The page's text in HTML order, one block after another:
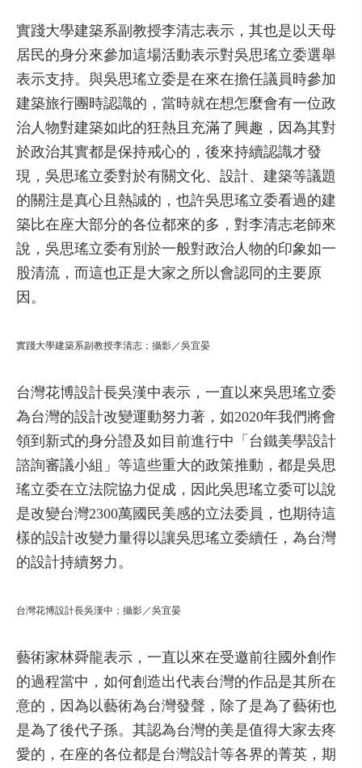
實踐大學建築系副教授李清志表示，其也是以天母
居民的身分來參加這場活動表示對吳思瑤立委選舉
表示支持。與吳思瑤立委是在來在擔任議員時參加
建築旅行團時認識的，當時就在想怎麼會有一位政
治人物對建築如此的狂熱且充滿了興趣，因為其對
於政治其實都是保持戒心的，後來持續認識才發
現，吳思瑤立委對於有關文化、設計、建築等議題
的關注是真心且熱誠的，也許吳思瑤立委看過的建
築比在座大部分的各位都來的多，對李清志老師來
說，吳思瑤立委有別於一般對政治人物的印象如一
股清流，而這也正是大家之所以會認同的主要原
因。
實踐大學建築系副教授李清志；攝影／吳宜晏
台灣花博設計長吳漢中表示，一直以來吳思瑤立委
為台灣的設計改變運動努力著，如2020年我們將會
領到新式的身分證及如目前進行中「台鐵美學設計
諮詢審議小組」等這些重大的政策推動，都是吳思
瑤立委在立法院協力促成，因此吳思瑤立委可以說
是改變台灣2300萬國民美感的立法委員，也期待這
樣的設計改變力量得以讓吳思瑤立委續任，為台灣
的設計持續努力。
台灣花博設計長吳漢中；攝影／吳宜晏
藝術家林舜龍表示，一直以來在受邀前往國外創作
的過程當中，如何創造出代表台灣的作品是其所在
意的，因為以藝術為台灣發聲，除了是為了藝術也
是為了後代子孫。其認為台灣的美是值得大家去疼
愛的，在座的各位都是台灣設計等各界的菁英，期